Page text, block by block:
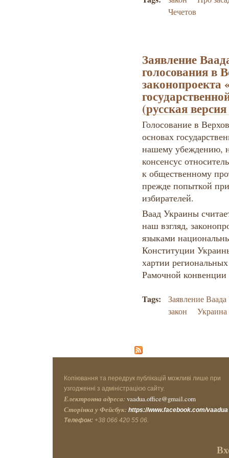
Чечетов
Заявление
голосования в
законопроекта
(русская
Голосование в
основах
нашему убеждению,
консенсус
к общественному
прежде попыткой
избирателей.
Ваад Украины
наш взгляд,
языками
Конституции
хартии
Рамочной
Tags:
Заявление
закон
Украина
Копіювання та передрук публікацій можливі лише при
узгодженні з адміністрацією сайту.
Електронна адреса: vaadua.office@gmail.com
Сторінка у Фейсбук: https://www.facebook.com/vaadua
Телефон: +38 066 420 55 06.